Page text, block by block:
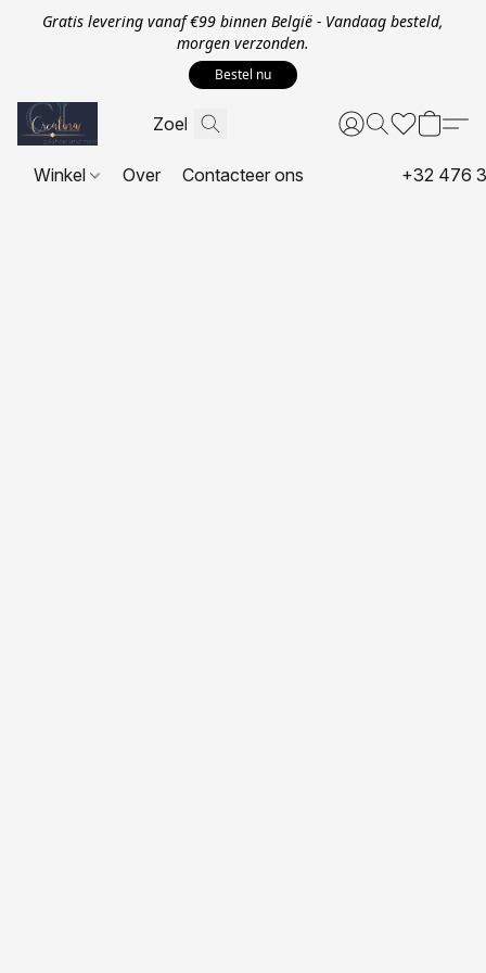
Gratis levering vanaf €99 binnen België - Vandaag besteld,
morgen verzonden.
Bestel nu
Winkel Over Contacteer ons +32 476